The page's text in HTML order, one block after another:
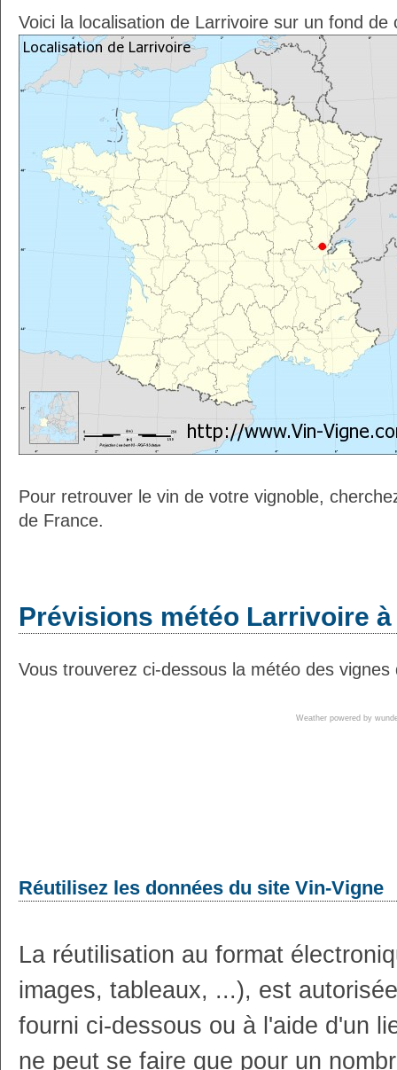
Voici la localisation de Larrivoire sur un fond de
Pour retrouver le vin de votre vignoble,
de France.
Prévisions météo Larrivoire
Vous trouverez ci-dessous la météo des
Weather powered by
Réutilisez les données du site Vin-Vigne
La réutilisation au format
images, tableaux, ...), est
fourni ci-dessous ou à l'aide d'un
ne peut se faire que pour un